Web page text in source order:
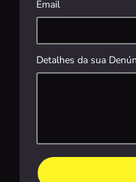
Email
Detalhes da sua